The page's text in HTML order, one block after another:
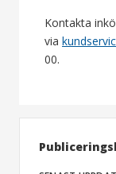
Kontakta
via
00.